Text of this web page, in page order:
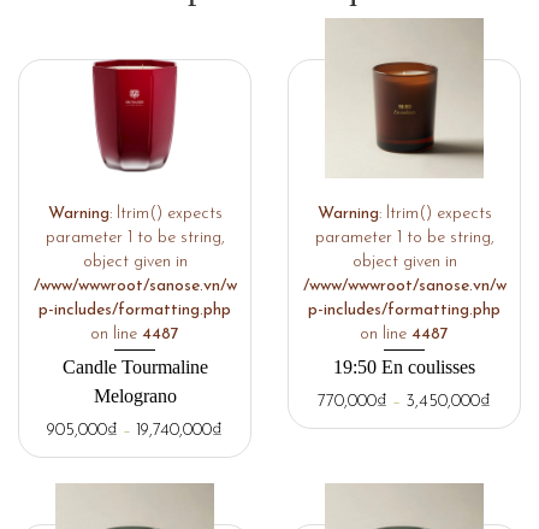
Warning: ltrim() expects
parameter 1 to be string,
object given in
/www/wwwroot/sanose.vn/w
p-includes/formatting.php
on line 4487
Candle Tourmaline
Melograno
905,000₫ – 19,740,000₫
Warning: ltrim() expects
parameter 1 to be string,
object given in
/www/wwwroot/sanose.vn/w
p-includes/formatting.php
on line 4487
19:50 En coulisses
770,000₫ – 3,450,000₫